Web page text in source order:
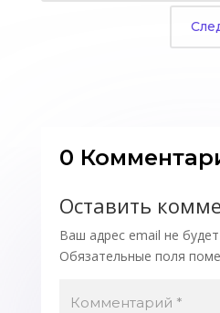
0
Оставить
Ваш адрес email не
Обязательные поля